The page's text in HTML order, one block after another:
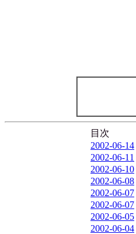
目次
2002-06-14
2002-06-11
2002-06-10
2002-06-08
2002-06-07
2002-06-07
2002-06-05
2002-06-04